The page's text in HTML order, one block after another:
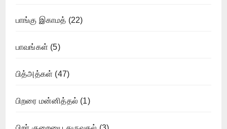
பாங்கு இகாமத் (22)
பாவங்கள் (5)
பித்அத்கள் (47)
பிறரை மன்னித்தல் (1)